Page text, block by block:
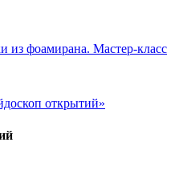
из фоамирана. Мастер-класс
открытий»